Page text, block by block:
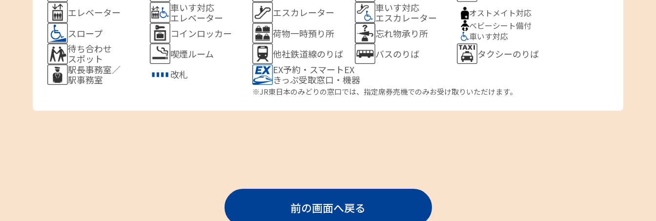
オストメイト対応
ベビーシート備付
車いす対応
エレベーター
車いす対応
エレベーター
エスカレーター
車いす対応
エスカレーター
スロープ
コインロッカー 荷物一時預り所
忘れ物承り所
待ち合わせ
スポット
喫煙ルーム 他社鉄道線のりば バスのりば
タクシーのりば
駅長事務室／
駅事務室
改札
EX予約・スマートEX
きっぷ受取窓口・機器
※JR東日本のみどりの窓口では、指定席券売機でのみお受け取りいただけます。
前の画面へ戻る